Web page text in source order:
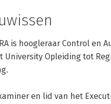
is hoogleraar Control en
University Opleiding tot
en lid van het